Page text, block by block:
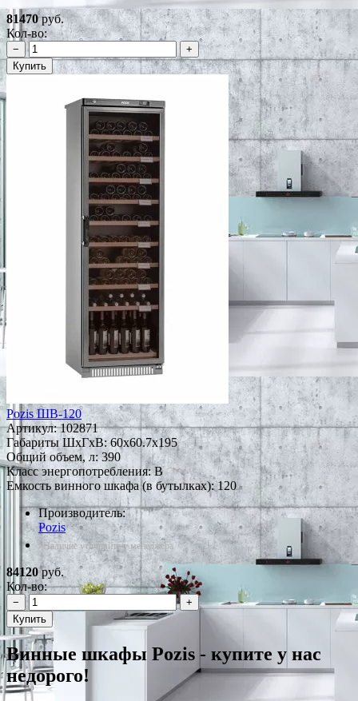
81470руб.
Кол-во:
−
+
Купить
Pozis ШВ-120
Артикул:102871
Габариты ШxГxВ: 60x60.7x195
Общий объем, л: 390
Класс энергопотребления: B
Емкость винного шкафа (в бутылках): 120
Производитель:
Pozis
*Наличие уточняйте у менеджера
84120руб.
Кол-во:
−
+
Купить
Винные шкафы Pozis - купите у нас
недорого!